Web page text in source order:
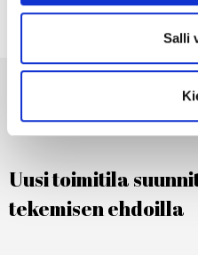
Salli
Uusi toimitila
tekemisen ehdoilla